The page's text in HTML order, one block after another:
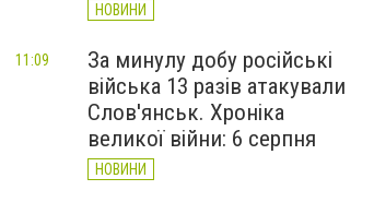
НОВИНИ
За минулу добу російські
війська 13 разів атакували
Слов'янськ. Хроніка
великої війни: 6 серпня
НОВИНИ
11:09